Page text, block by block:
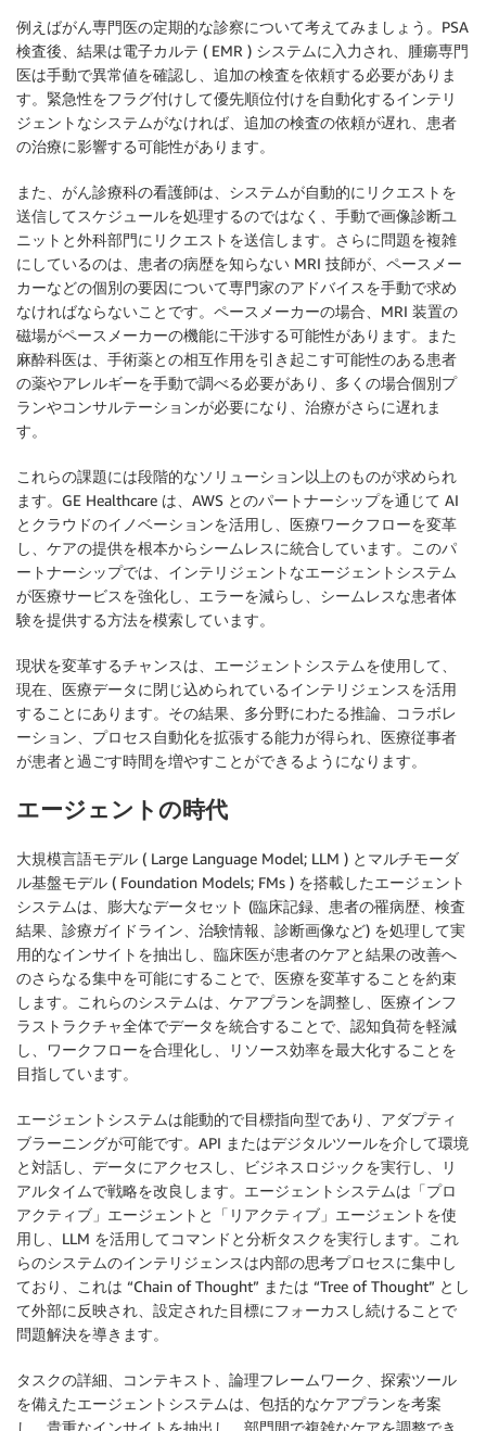
例えばがん専門医の定期的な診察について考えてみましょう。PSA
検査後、結果は電子カルテ ( EMR ) システムに入力され、腫瘍専門
医は手動で異常値を確認し、追加の検査を依頼する必要がありま
す。緊急性をフラグ付けして優先順位付けを自動化するインテリ
ジェントなシステムがなければ、追加の検査の依頼が遅れ、患者
の治療に影響する可能性があります。
また、がん診療科の看護師は、システムが自動的にリクエストを
送信してスケジュールを処理するのではなく、手動で画像診断ユ
ニットと外科部門にリクエストを送信します。さらに問題を複雑
にしているのは、患者の病歴を知らない MRI 技師が、ペースメー
カーなどの個別の要因について専門家のアドバイスを手動で求め
なければならないことです。ペースメーカーの場合、MRI 装置の
磁場がペースメーカーの機能に干渉する可能性があります。また
麻酔科医は、手術薬との相互作用を引き起こす可能性のある患者
の薬やアレルギーを手動で調べる必要があり、多くの場合個別プ
ランやコンサルテーションが必要になり、治療がさらに遅れま
す。
これらの課題には段階的なソリューション以上のものが求められ
ます。GE Healthcare は、AWS とのパートナーシップを通じて AI
とクラウドのイノベーションを活用し、医療ワークフローを変革
し、ケアの提供を根本からシームレスに統合しています。このパ
ートナーシップでは、インテリジェントなエージェントシステム
が医療サービスを強化し、エラーを減らし、シームレスな患者体
験を提供する方法を模索しています。
現状を変革するチャンスは、エージェントシステムを使用して、
現在、医療データに閉じ込められているインテリジェンスを活用
することにあります。その結果、多分野にわたる推論、コラボレ
ーション、プロセス自動化を拡張する能力が得られ、医療従事者
が患者と過ごす時間を増やすことができるようになります。
エージェントの時代
大規模言語モデル ( Large Language Model; LLM ) とマルチモーダ
ル基盤モデル ( Foundation Models; FMs ) を搭載したエージェント
システムは、膨大なデータセット (臨床記録、患者の罹病歴、検査
結果、診療ガイドライン、治験情報、診断画像など) を処理して実
用的なインサイトを抽出し、臨床医が患者のケアと結果の改善へ
のさらなる集中を可能にすることで、医療を変革することを約束
します。これらのシステムは、ケアプランを調整し、医療インフ
ラストラクチャ全体でデータを統合することで、認知負荷を軽減
し、ワークフローを合理化し、リソース効率を最大化することを
目指しています。
エージェントシステムは能動的で目標指向型であり、アダプティ
ブラーニングが可能です。API またはデジタルツールを介して環境
と対話し、データにアクセスし、ビジネスロジックを実行し、リ
アルタイムで戦略を改良します。エージェントシステムは「プロ
アクティブ」エージェントと「リアクティブ」エージェントを使
用し、LLM を活用してコマンドと分析タスクを実行します。これ
らのシステムのインテリジェンスは内部の思考プロセスに集中し
ており、これは “Chain of Thought” または “Tree of Thought” とし
て外部に反映され、設定された目標にフォーカスし続けることで
問題解決を導きます。
タスクの詳細、コンテキスト、論理フレームワーク、探索ツール
を備えたエージェントシステムは、包括的なケアプランを考案
し、貴重なインサイトを抽出し、部門間で複雑なケアを調整でき